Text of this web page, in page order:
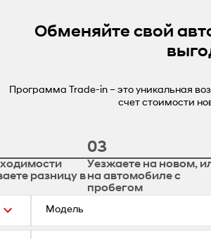
Обменяйте свой
Программа Trade-in – это уникальная
счет стоимости
разницу в
03
Уезжаете на новом,
на автомобиле с
пробегом
Модель